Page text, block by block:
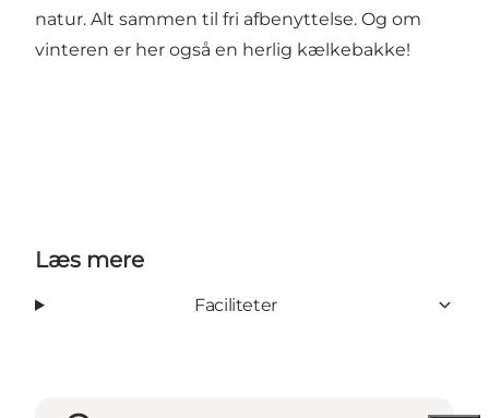
natur. Alt sammen til fri afbenyttelse. Og om
vinteren er her også en herlig kælkebakke!
Læs mere
Faciliteter